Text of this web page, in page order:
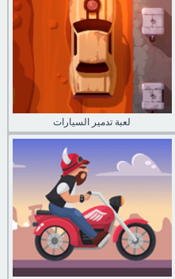
لعبة تدمير السيارات